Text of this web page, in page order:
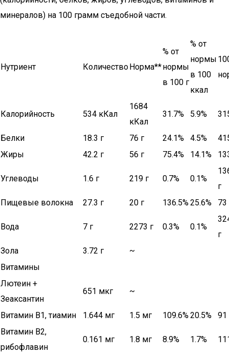
минералов) на 100 грамм съедобной части.
Нутриент КоличествоНорма**
% от
нормы
в 100 г
% от
нормы
в 100
ккал
Калорийность 534 кКал
1684
кКал
31.7% 5.9%
Белки 18.3 г 76 г 24.1% 4.5%
Жиры
42.2 г 56 г 75.4% 14.1%
Углеводы 1.6 г 219 г 0.7% 0.1%
г
Пищевые волокна
27.3 г 20 г 136.5%25.6% 73
Вода 7 г 2273 г 0.3% 0.1%
г
Зола
3.72 г
~
Витамины
Лютеин +
Зеаксантин
651 мкг ~
Витамин В1, тиамин 1.644 мг 1.5 мг 109.6%20.5%
91
Витамин В2,
рибофлавин
0.161 мг 1.8 мг 8.9% 1.7%